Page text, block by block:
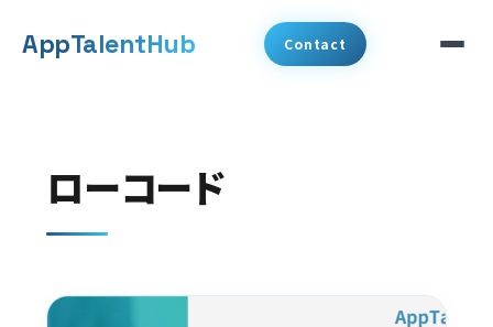
メ
AppTalentHub Contact
代表挨拶
ローコード